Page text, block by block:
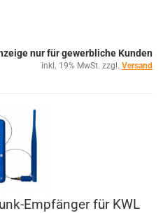
nur für gewerbliche Kunden
inkl. 19% MwSt. zzgl. Versand
Empfänger für KWL